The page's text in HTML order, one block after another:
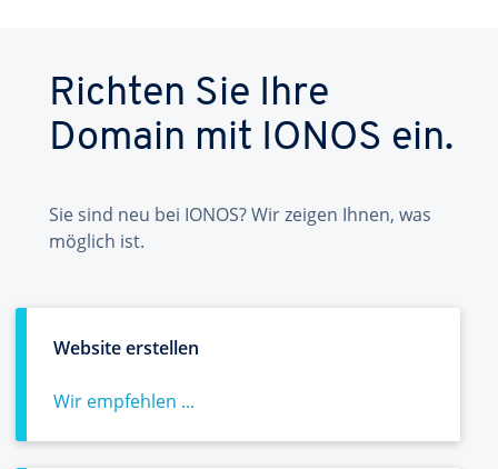
Richten Sie Ihre
Domain mit IONOS ein.
Sie sind neu bei IONOS? Wir zeigen Ihnen, was
möglich ist.
Website erstellen
Wir empfehlen ...